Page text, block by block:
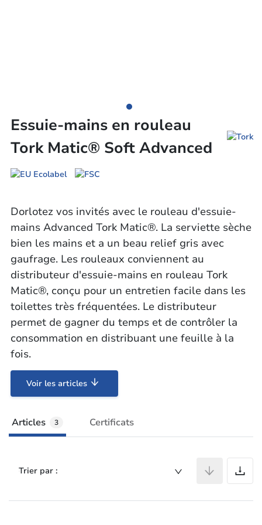
Essuie-mains en rouleau
Tork Matic® Soft Advanced
Dorlotez vos invités avec le rouleau d'essuie-
mains Advanced Tork Matic®. La serviette sèche
bien les mains et a un beau relief gris avec
gaufrage. Les rouleaux conviennent au
distributeur d'essuie-mains en rouleau Tork
Matic®, conçu pour un entretien facile dans les
toilettes très fréquentées. Le distributeur
permet de gagner du temps et de contrôler la
consommation en distribuant une feuille à la
fois.
Voir les articles
Articles 3 Certificats
Trier par :